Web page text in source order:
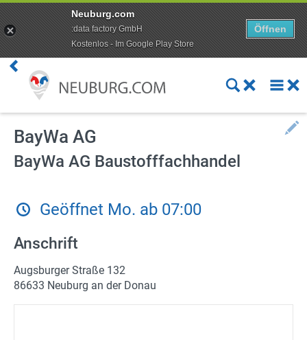
Neuburg.com
:data factory GmbH
Kostenlos - Im Google Play Store
Öffnen
BayWa AG
BayWa AG Baustofffachhandel
Geöffnet Mo. ab 07:00
Anschrift
Augsburger Straße 132
86633 Neuburg an der Donau
Premium Kunde werden
Aktuelles
Veranstaltungen
Angebote
ÖPNV